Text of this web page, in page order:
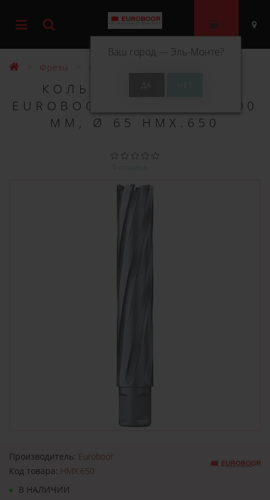
Ваш город — Эль-Монте?
0
Фрезы Фрезы ТСТ 100 мм
КОЛЬЦЕВОЕ СВЕРЛО
EUROBOOR TCT ДЛИНА 100
ММ, Ø 65 HMX.650
Производитель: Euroboor
Код товара: HMX.650
В НАЛИЧИИ